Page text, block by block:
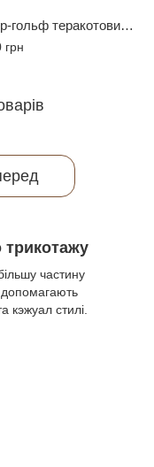
Светр-гольф теракотовий однотонний MCR, розмір S
грн
трикотажу
частину
кэжуал стилі.